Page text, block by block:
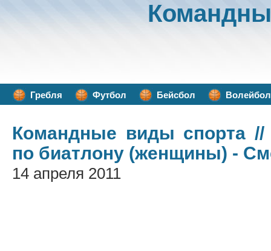
Гребля Футбол Бейсбол Волейбол
Командные виды спорта //
по биатлону (женщины) -
14 апреля 2011